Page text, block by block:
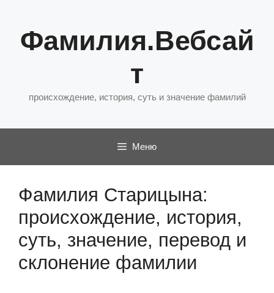
содержимому
Фамилия.Вебсай
т
происхождение, история, суть и значение фамилий
Меню
Фамилия Старицына:
происхождение, история,
суть, значение, перевод и
склонение фамилии